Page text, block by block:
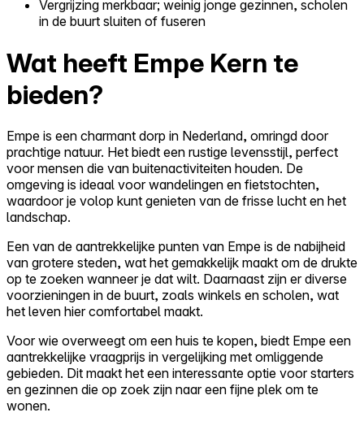
Vergrijzing merkbaar; weinig jonge gezinnen, scholen
in de buurt sluiten of fuseren
Wat heeft Empe Kern te
bieden?
Empe is een charmant dorp in Nederland, omringd door
prachtige natuur. Het biedt een rustige levensstijl, perfect
voor mensen die van buitenactiviteiten houden. De
omgeving is ideaal voor wandelingen en fietstochten,
waardoor je volop kunt genieten van de frisse lucht en het
landschap.
Een van de aantrekkelijke punten van Empe is de nabijheid
van grotere steden, wat het gemakkelijk maakt om de drukte
op te zoeken wanneer je dat wilt. Daarnaast zijn er diverse
voorzieningen in de buurt, zoals winkels en scholen, wat
het leven hier comfortabel maakt.
Voor wie overweegt om een huis te kopen, biedt Empe een
aantrekkelijke vraagprijs in vergelijking met omliggende
gebieden. Dit maakt het een interessante optie voor starters
en gezinnen die op zoek zijn naar een fijne plek om te
wonen.